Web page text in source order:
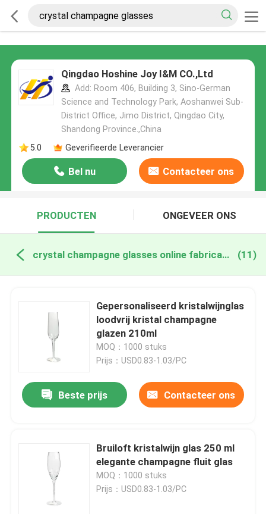
Qingdao Hoshine Joy I&M CO.,Ltd
Add: Room 406, Building 3, Sino-German
Science and Technology Park, Aoshanwei Sub-
District Office, Jimo District, Qingdao City,
Shandong Province.,China
5.0
Geverifieerde Leverancier
Bel nu Contacteer ons
PRODUCTEN ONGEVEER ONS
crystal champagne glasses online fabricage (11)
Gepersonaliseerd kristalwijnglas
loodvrij kristal champagne
glazen 210ml
MOQ：1000 stuks
Prijs：USD0.83-1.03/PC
Beste prijs Contacteer ons
Bruiloft kristalwijn glas 250 ml
elegante champagne fluit glas
MOQ：1000 stuks
Prijs：USD0.83-1.03/PC